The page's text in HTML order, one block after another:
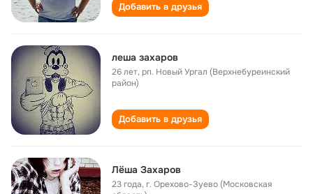
Добавить в друзья
леша захаров
26 лет,рп. Новый Ургал (Верхнебуреинский
район)
Добавить в друзья
Лёша Захаров
23 года,г. Орехово-Зуево (Московская